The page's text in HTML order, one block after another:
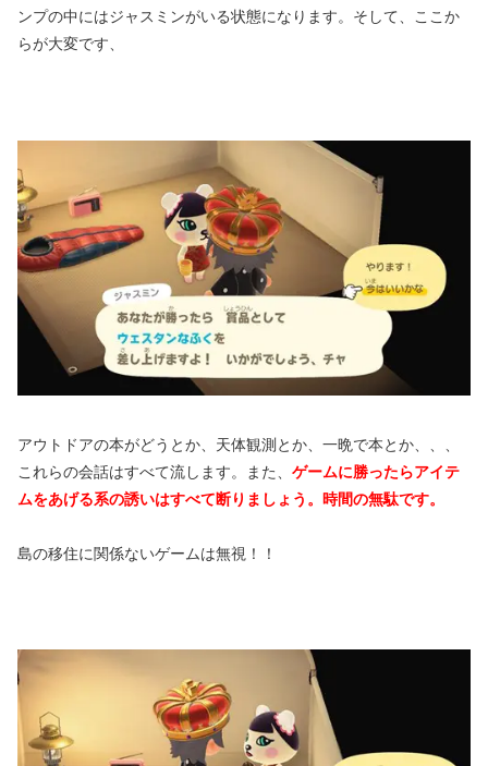
ンプの中にはジャスミンがいる状態になります。そして、ここか
らが大変です、
アウトドアの本がどうとか、天体観測とか、一晩で本とか、、、
これらの会話はすべて流します。また、 ゲームに勝ったらアイテ
ムをあげる系の誘いはすべて断りましょう。時間の無駄です。
島の移住に関係ないゲームは無視！！